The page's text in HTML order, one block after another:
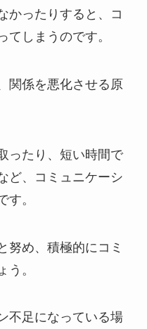
かったりすると、コ
てしまうのです。
関係を悪化させる原
ったり、短い時間で
ど、コミュニケーシ
す。
努め、積極的にコミ
う。
不足になっている場